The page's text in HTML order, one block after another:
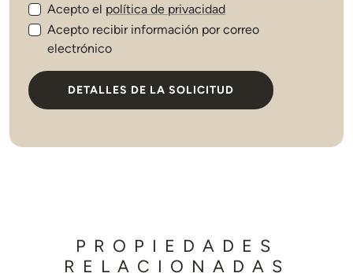
Acepto el política de privacidad
Acepto recibir información por correo
electrónico
DETALLES DE LA SOLICITUD
PROPIEDADES
RELACIONADAS